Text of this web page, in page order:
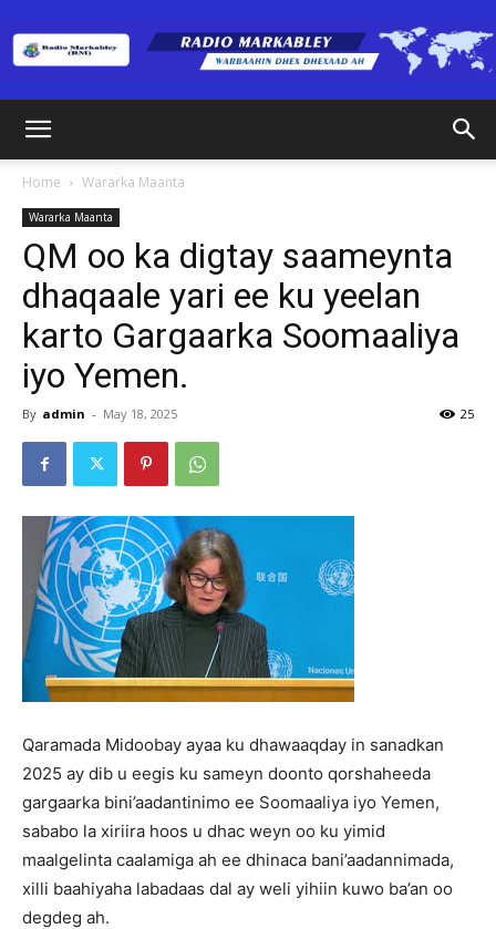
(RM)
Home Wararka Maanta
Wararka Maanta
QM oo ka digtay saameynta
dhaqaale yari ee ku yeelan
karto Gargaarka Soomaaliya
iyo Yemen.
By admin - May 18, 2025 25
Qaramada Midoobay ayaa ku dhawaaqday in sanadkan
2025 ay dib u eegis ku sameyn doonto qorshaheeda
gargaarka bini’aadantinimo ee Soomaaliya iyo Yemen,
sababo la xiriira hoos u dhac weyn oo ku yimid
maalgelinta caalamiga ah ee dhinaca bani’aadannimada,
xilli baahiyaha labadaas dal ay weli yihiin kuwo ba’an oo
degdeg ah.